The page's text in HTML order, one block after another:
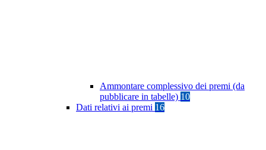
Ammontare complessivo dei premi (da
pubblicare in tabelle) 10
Dati relativi ai premi 16